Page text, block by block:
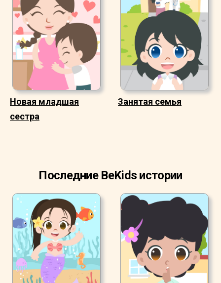
Новая младшая
сестра
Занятая семья
Последние BeKids истории